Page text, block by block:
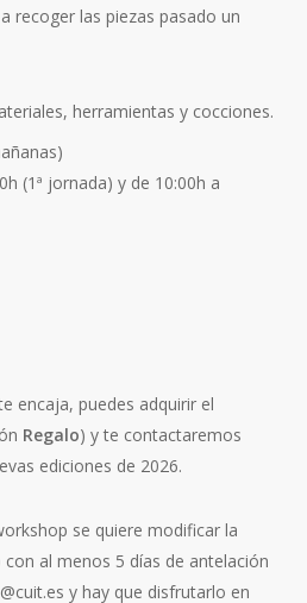
recoger las piezas pasado un
herramientas y cocciones.
(1ª jornada) y de 10:00h a
encaja, puedes adquirir el
Regalo) y te contactaremos
ediciones de 2026.
se quiere modificar la
al menos 5 días de antelación
y hay que disfrutarlo en